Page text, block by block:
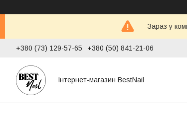
Зараз у
+380 (73) 129-57-65 +380 (50) 841-21-06
Інтернет-магазин BestNail